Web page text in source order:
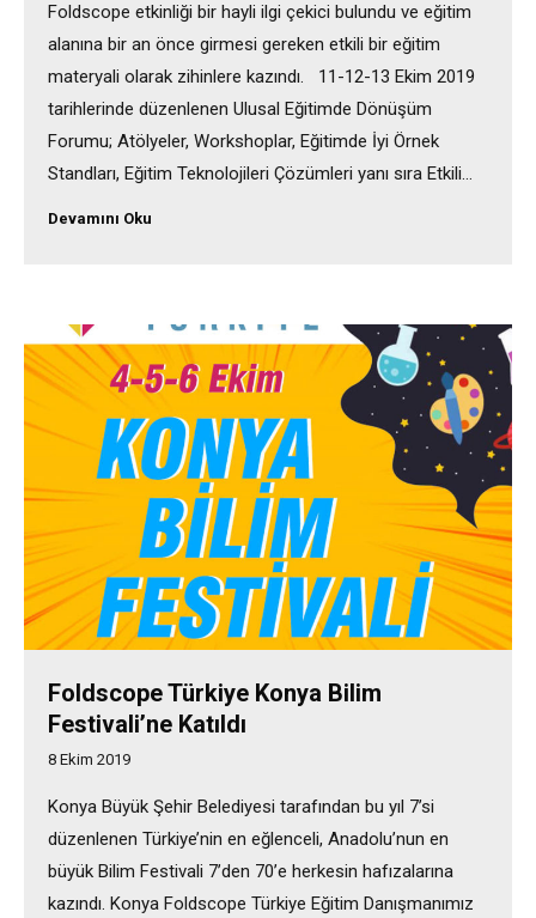
Foldscope etkinliği bir hayli ilgi çekici bulundu ve eğitim
alanına bir an önce girmesi gereken etkili bir eğitim
materyali olarak zihinlere kazındı. 11-12-13 Ekim 2019
tarihlerinde düzenlenen Ulusal Eğitimde Dönüşüm
Forumu; Atölyeler, Workshoplar, Eğitimde İyi Örnek
Standları, Eğitim Teknolojileri Çözümleri yanı sıra Etkili…
Devamını Oku
Foldscope Türkiye Konya Bilim
Festivali’ne Katıldı
8 Ekim 2019
Konya Büyük Şehir Belediyesi tarafından bu yıl 7’si
düzenlenen Türkiye’nin en eğlenceli, Anadolu’nun en
büyük Bilim Festivali 7’den 70’e herkesin hafızalarına
kazındı. Konya Foldscope Türkiye Eğitim Danışmanımız